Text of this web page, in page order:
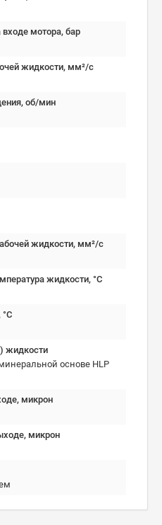
мотора, бар
жидкости, мм²/c
об/мин
жидкости, мм²/с
жидкости, °C
жидкости
основе HLP
микрон
микрон